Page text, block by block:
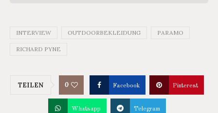
INTERVIEW OUTDOORBEKLEIDUNG PARAMO
RICHARD PYNE
TEILEN 0 Facebook Pinterest
Whatsapp Telegram